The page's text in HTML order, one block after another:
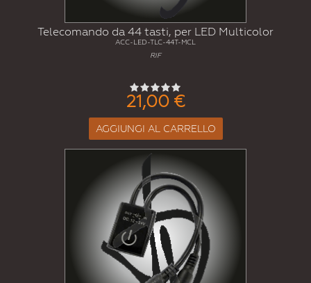
Telecomando da 44 tasti, per LED Multicolor
ACC-LED-TLC-44T-MCL
RIF
21,00 €
AGGIUNGI AL CARRELLO